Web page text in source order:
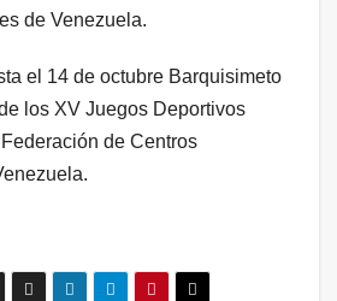
de Venezuela.
el 14 de octubre Barquisimeto
los XV Juegos Deportivos
de Centros